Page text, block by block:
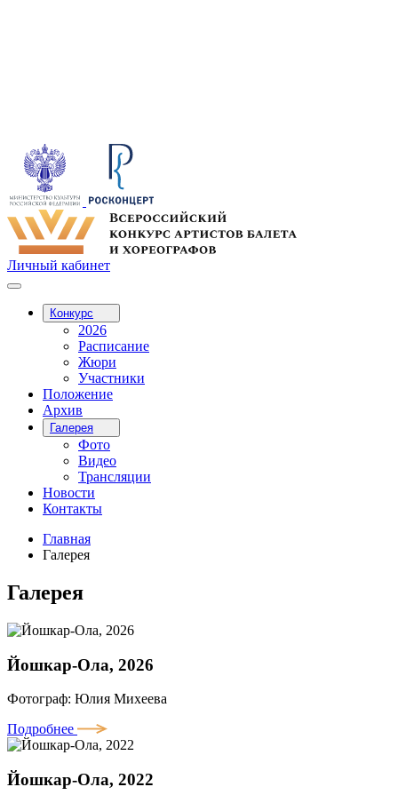
Личный кабинет
Конкурс
2026
Расписание
Жюри
Участники
Положение
Архив
Галерея
Фото
Видео
Трансляции
Новости
Контакты
Главная
Галерея
Галерея
Йошкар-Ола, 2026
Фотограф: Юлия Михеева
Подробнее
Йошкар-Ола, 2022